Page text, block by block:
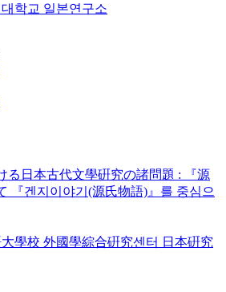
학교 일본연구소
る日本古代文學硏究の諸問題 : 『源
『겐지이야기(源氏物語)』를 중심으
學校 外國學綜合硏究센터 日本硏究